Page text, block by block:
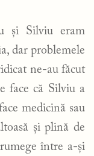
și Silviu eram
dar problemele
ne-au făcut
face că Silviu a
medicină sau
și plină de
între a-și